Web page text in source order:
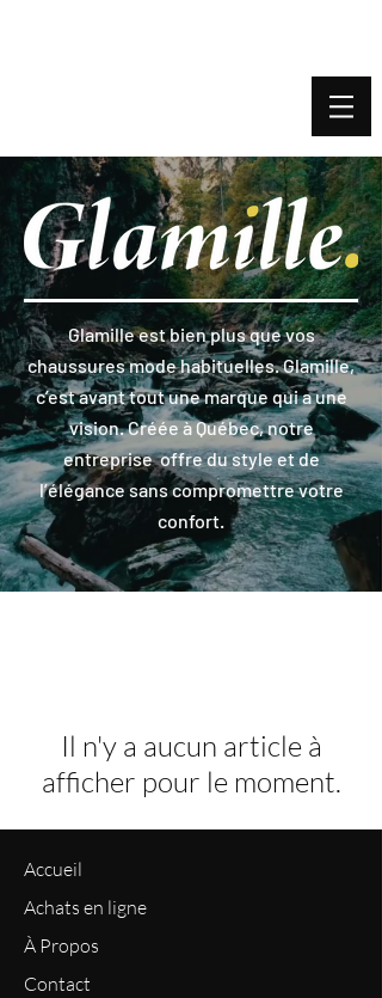
Glamille est bien plus que vos
chaussures mode habituelles. Glamille,
c’est avant tout une marque qui a une
vision. Créée à Québec, notre
entreprise offre du style et de
l’élégance sans compromettre votre
confort.
Il n'y a aucun article à
afficher pour le moment.
Accueil
Achats en ligne
À Propos
Contact